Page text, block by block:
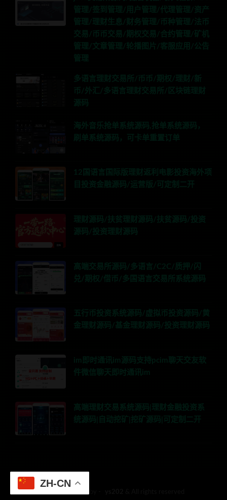
管理/签到管理/用户管理/代理管理/资产
管理/理财生息/财务管理/币种管理/法币
交易/币币交易/期权交易/合约管理/矿机
管理/文章管理/轮播图片/客服应用/公告
管理
多语言理财交易所/币币/期权/理财/新
币/外汇/多语言理财交易所/区块链理财
源码
海外音乐抢单系统源码,抢单系统源码，
刷单系统源码，可卡单重置订单
12国语言国际版理财返利电影投资海外项
目投资金融源码/运营版/可定制二开
理财源码/扶贫理财源码/扶贫源码/投资
源码/投资理财源码
高端交易所源码/多语言/C2C/质押/闪
兑/期权/借币/多国语言交易所系统源码
五行币投资系统源码/虚拟币投资源码/黄
金理财源码/基金理财源码/投资理财源码
im即时通讯im源码支持pcim聊天交友软
件微信聊天即时通讯im
高端理财交易系统源码|理财金融投资系
统源码|自动挖矿|挖矿源码|可定制二开
ZH-CN